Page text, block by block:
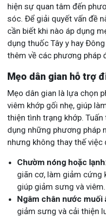
hiện sự quan tâm đến
sóc. Để giải quyết vấn đề
cần biết khi nào áp dụng
dụng thuốc Tây y hay
thêm về các phương pháp
Mẹo dân gian hỗ trợ
Mẹo dân gian là lựa chọn
viêm khớp gối nhẹ, giúp
thiện tình trạng khớp.
dụng những phương pháp
nhưng không thay thế việc
Chườm nóng hoặc lạnh
giãn cơ, làm giảm cứng
giúp giảm sưng và viêm.
Ngâm chân nước muối
giảm sưng và cải thiện